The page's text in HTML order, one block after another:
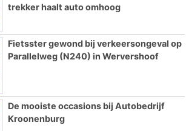
trekker haalt auto omhoog
Fietsster gewond bij verkeersongeval op
Parallelweg (N240) in Wervershoof
De mooiste occasions bij Autobedrijf
Kroonenburg